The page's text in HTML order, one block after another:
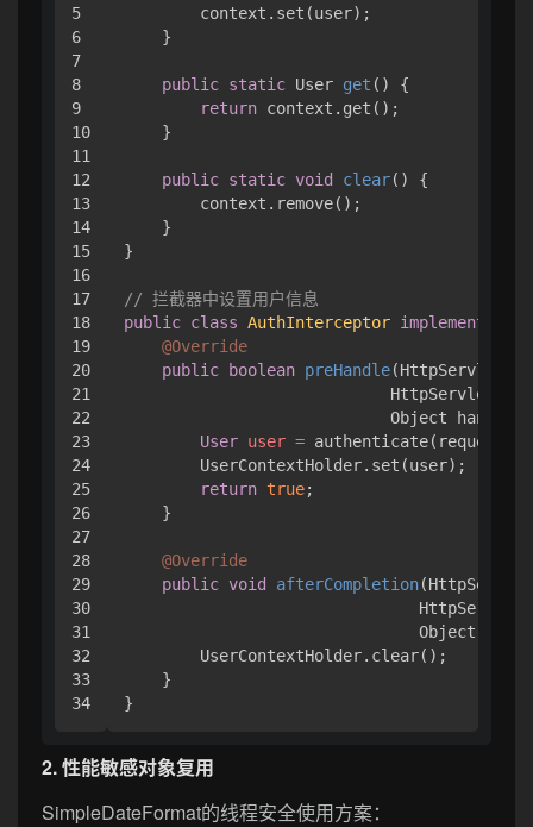
5
6
7
8
9
10
11
12
13
14
15
16
17
18
19
20
21
22
23
24
25
26
27
28
29
30
31
32
33
        context.set(user);
    }
public static User get ()
{
return context.get();
    }
public static void clear()
{
        context.remove();
    }
}
// 拦截器中设置用户信息
public class AuthInterceptor implements
@Override
public
boolean preHandle
                            Object handler)
User user = authenticate(request);
        UserContextHolder.set(user);
return true;
    }
@Override
public void afterCompletion
Object
        UserContextHolder.clear();
    }
2. 性能敏感对象复用
SimpleDateFormat的线程安全使用方案：